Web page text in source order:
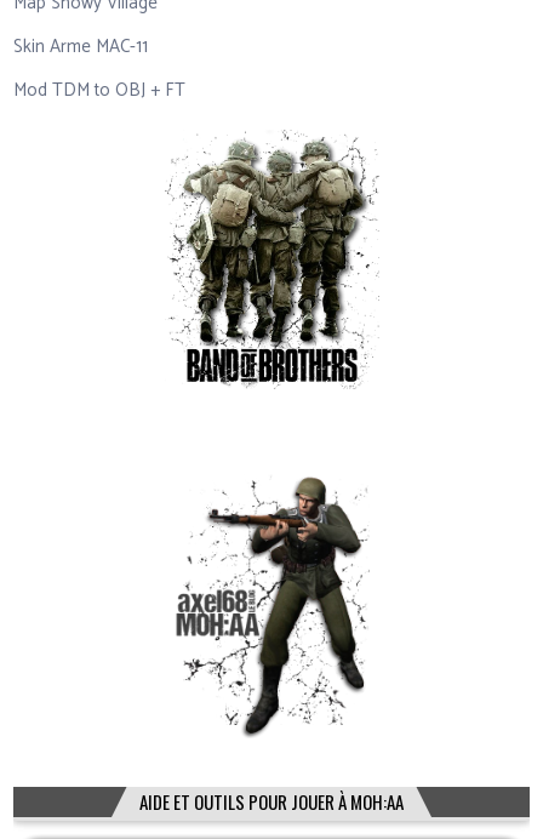
Skin Arme MAC-11
Mod TDM to OBJ + FT
AIDE ET OUTILS POUR JOUER À MOH:AA